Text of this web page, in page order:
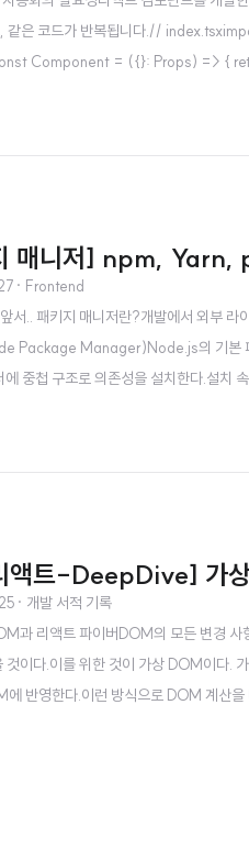
, 같은 코드가 반복됩니다.//
Component = ({}: Props) => {
매니저] npm, Yarn,
· Frontend
서.. 패키지 매니저란?개발에서 외부
Package Manager)Node.js의 기본
중첩 구조로 의존성을 설치한다.설치
액트-DeepDive] 가
· 개발 서적 기록
과 리액트 파이버DOM의 모든 변경
것이다.이를 위한 것이 가상 DOM이다.
에 반영한다.이런 방식으로 DOM 계산